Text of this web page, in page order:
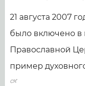
21 августа 2007
было включено в
Православной
пример